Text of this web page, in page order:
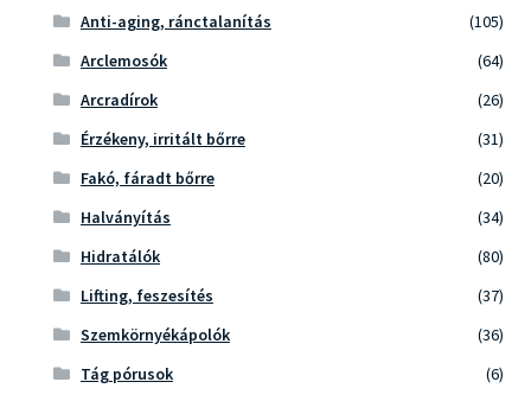
Anti-aging, ránctalanítás
(105)
Arclemosók
(64)
Arcradírok
(26)
Érzékeny, irritált bőrre
(31)
Fakó, fáradt bőrre
(20)
Halványítás
(34)
Hidratálók
(80)
Lifting, feszesítés
(37)
Szemkörnyékápolók
(36)
Tág pórusok
(6)